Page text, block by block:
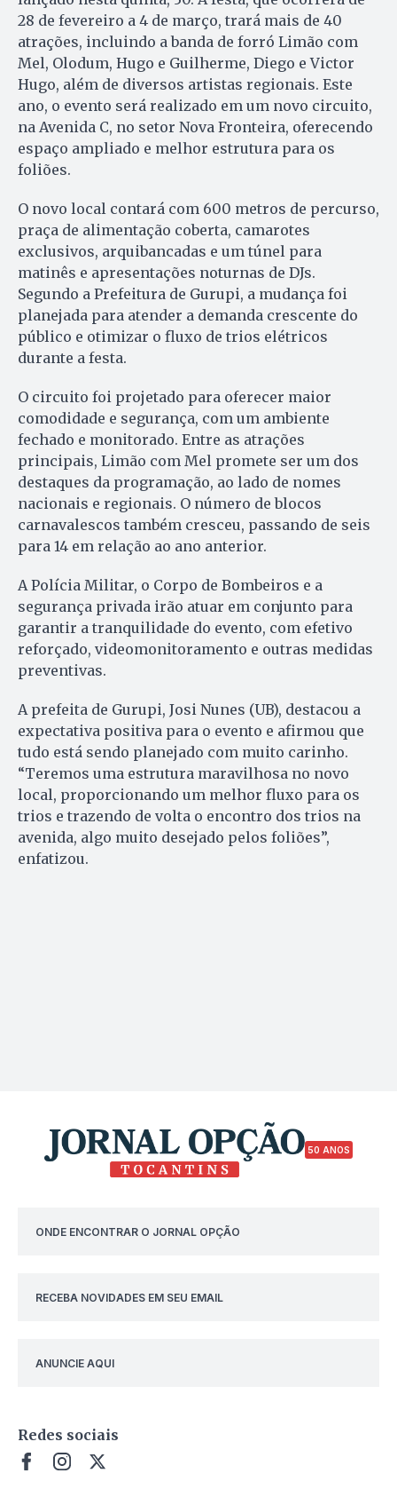
28 de fevereiro a 4 de março, trará mais de 40
atrações, incluindo a banda de forró Limão com
Mel, Olodum, Hugo e Guilherme, Diego e Victor
Hugo, além de diversos artistas regionais. Este
ano, o evento será realizado em um novo circuito,
na Avenida C, no setor Nova Fronteira, oferecendo
espaço ampliado e melhor estrutura para os
foliões.
O novo local contará com 600 metros de percurso,
praça de alimentação coberta, camarotes
exclusivos, arquibancadas e um túnel para
matinês e apresentações noturnas de DJs.
Segundo a Prefeitura de Gurupi, a mudança foi
planejada para atender a demanda crescente do
público e otimizar o fluxo de trios elétricos
durante a festa.
O circuito foi projetado para oferecer maior
comodidade e segurança, com um ambiente
fechado e monitorado. Entre as atrações
principais, Limão com Mel promete ser um dos
destaques da programação, ao lado de nomes
nacionais e regionais. O número de blocos
carnavalescos também cresceu, passando de seis
para 14 em relação ao ano anterior.
A Polícia Militar, o Corpo de Bombeiros e a
segurança privada irão atuar em conjunto para
garantir a tranquilidade do evento, com efetivo
reforçado, videomonitoramento e outras medidas
preventivas.
A prefeita de Gurupi, Josi Nunes (UB), destacou a
expectativa positiva para o evento e afirmou que
tudo está sendo planejado com muito carinho.
“Teremos uma estrutura maravilhosa no novo
local, proporcionando um melhor fluxo para os
trios e trazendo de volta o encontro dos trios na
avenida, algo muito desejado pelos foliões”,
enfatizou.
50 ANOS
ONDE ENCONTRAR O JORNAL OPÇÃO
RECEBA NOVIDADES EM SEU EMAIL
ANUNCIE AQUI
Redes sociais